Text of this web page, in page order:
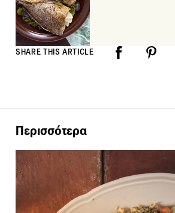
SHARE THIS ARTICLE
Περισσότερα